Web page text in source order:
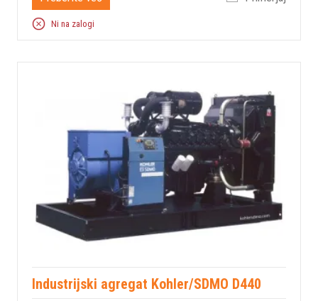
Ni na zalogi
Industrijski agregat Kohler/SDMO D440